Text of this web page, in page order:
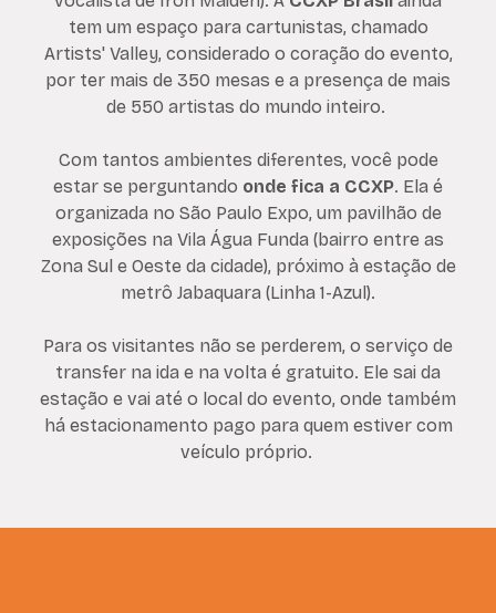
tem um espaço para cartunistas, chamado
Artists' Valley, considerado o coração do evento,
por ter mais de 350 mesas e a presença de mais
de 550 artistas do mundo inteiro.
Com tantos ambientes diferentes, você pode
estar se perguntando onde fica a CCXP. Ela é
organizada no São Paulo Expo, um pavilhão de
exposições na Vila Água Funda (bairro entre as
Zona Sul e Oeste da cidade), próximo à estação de
metrô Jabaquara (Linha 1-Azul).
Para os visitantes não se perderem, o serviço de
transfer na ida e na volta é gratuito. Ele sai da
estação e vai até o local do evento, onde também
há estacionamento pago para quem estiver com
veículo próprio.